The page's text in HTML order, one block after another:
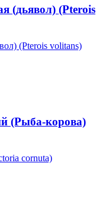
(дьявол) (Pterois
(Рыба-корова)